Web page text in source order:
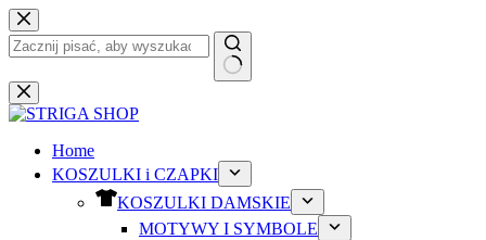
Przejdź
do
treści
Brak
wyników
Home
KOSZULKI i CZAPKI
KOSZULKI DAMSKIE
MOTYWY I SYMBOLE